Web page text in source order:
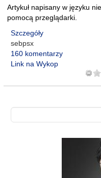
Artykuł napisany w języku
pomocą przeglądarki.
Szczegóły
sebpsx
160 komentarzy
Link na Wykop